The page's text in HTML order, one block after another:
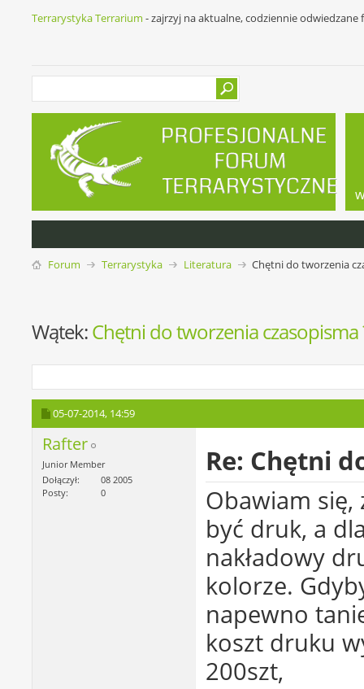
Terrarystyka Terrarium - zajrzyj na aktualne, codziennie
Forum Terrarystyka Literatura Chętni do tworzenia
Wątek:Chętni do tworzenia czasopisma
05-07-2014, 14:59
Rafter
Junior Member
Dołączył
08 2005
Posty
0
Re: Chętni
Obawiam
być druk, a
nakładowy
kolorze.
napewno
koszt druku
200szt,